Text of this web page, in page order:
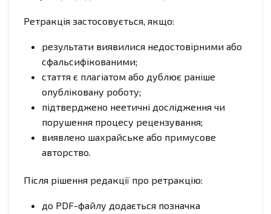
Ретракція застосовується, якщо:
результати виявилися недостовірними або
сфальсифікованими;
стаття є плагіатом або дублює раніше
опубліковану роботу;
підтверджено неетичні дослідження чи
порушення процесу рецензування;
виявлено шахрайське або примусове
авторство.
Після рішення редакції про ретракцію:
до PDF-файлу додається позначка